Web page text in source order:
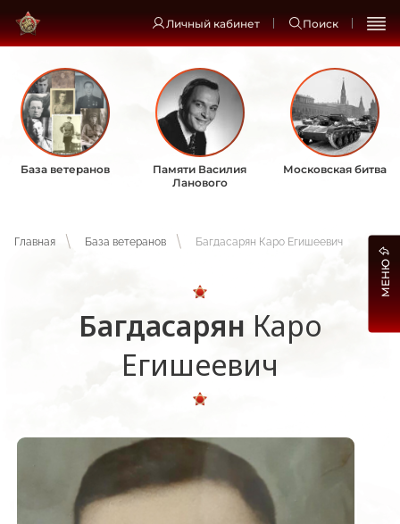
Личный кабинет Поиск
База ветеранов
Памяти Василия
Ланового
Московская битва
Главная База ветеранов Багдасарян Каро Егишеевич
Багдасарян Каро
Егишеевич
МЕНЮ